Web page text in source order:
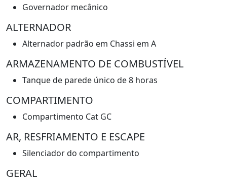
Governador mecânico
ALTERNADOR
Alternador padrão em Chassi em A
ARMAZENAMENTO DE COMBUSTÍVEL
Tanque de parede único de 8 horas
COMPARTIMENTO
Compartimento Cat GC
AR, RESFRIAMENTO E ESCAPE
Silenciador do compartimento
GERAL